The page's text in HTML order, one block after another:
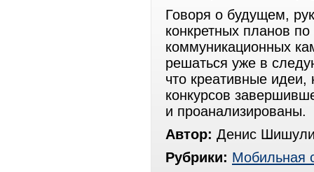
Говоря о будущем,
конкретных планов
коммуникационных
решаться уже в
что креативные
конкурсов
и проанализированы.
Автор: Денис
Рубрики: Мобильная